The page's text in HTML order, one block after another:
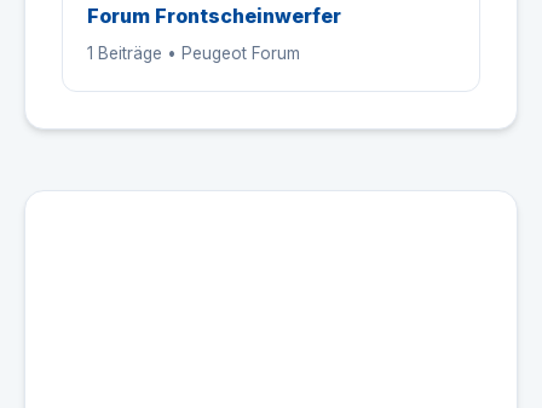
Forum Frontscheinwerfer
1 Beiträge • Peugeot Forum